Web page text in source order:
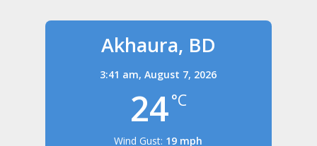
Akhaura, BD
3:41 am,August 7, 2026
24°C
Wind Gust: 19 mph